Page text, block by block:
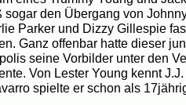
sogar den Übergang von
Parker und Dizzy Gillespie
Ganz offenbar hatte dieser
seine Vorbilder unter den
Von Lester Young kennt
spielte er schon als